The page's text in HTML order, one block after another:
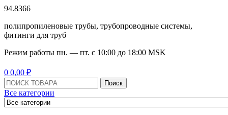
94.8366
полипропиленовые трубы, трубопроводные системы,
фитинги для труб
Режим работы пн. — пт. с 10:00 до 18:00 MSK
0 0,00 ₽
Поиск:
Поиск
Все категории